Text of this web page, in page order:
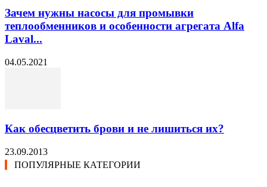
Зачем нужны насосы для промывки
теплообменников и особенности агрегата Alfa
Laval...
04.05.2021
Как обесцветить брови и не лишиться их?
23.09.2013
ПОПУЛЯРНЫЕ КАТЕГОРИИ